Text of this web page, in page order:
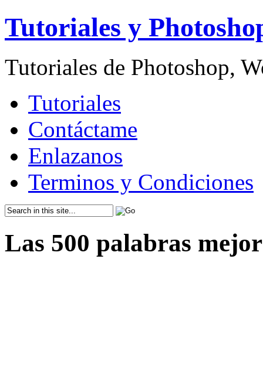
Tutoriales y
Tutoriales de Photoshop,
Tutoriales
Contáctame
Enlazanos
Terminos y Condiciones
Las 500 palabras